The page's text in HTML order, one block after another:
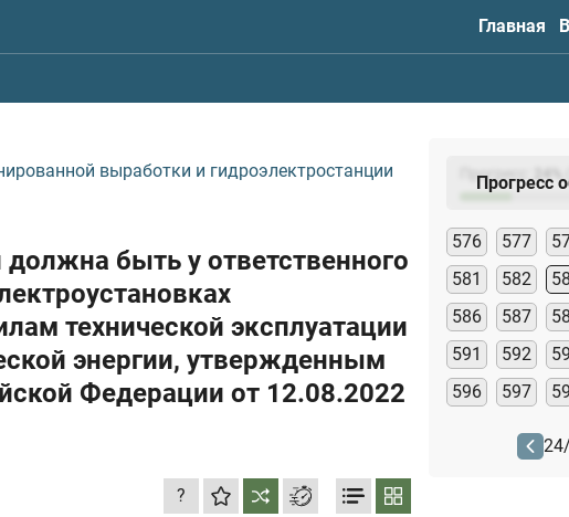
Главная
выработки и гидроэлектростанции
быть у ответственного
технической эксплуатации
энергии, утвержденным
Федерации от 12.08.2022
?
Прогресс:
Прогресс
576 577
581
582
586
587
591
592
596
597
24/